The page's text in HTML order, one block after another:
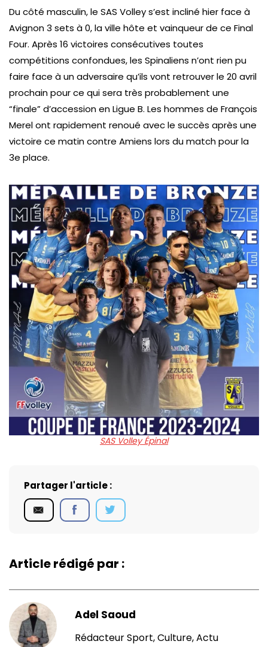
Du côté masculin, le SAS Volley s’est incliné hier face à
Avignon 3 sets à 0, la ville hôte et vainqueur de ce Final
Four. Après 16 victoires consécutives toutes
compétitions confondues, les Spinaliens n’ont rien pu
faire face à un adversaire qu’ils vont retrouver le 20 avril
prochain pour ce qui sera très probablement une
“finale” d’accession en Ligue B. Les hommes de François
Merel ont rapidement renoué avec le succès après une
victoire ce matin contre Amiens lors du match pour la
3e place.
SAS Volley Épinal
Partager l'article :
Article rédigé par :
Adel Saoud
Rédacteur Sport, Culture, Actu